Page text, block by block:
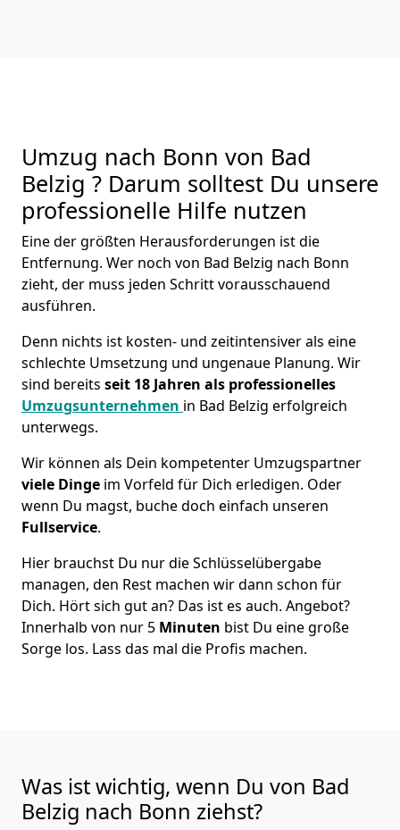
Umzug nach Bonn von Bad
Belzig ? Darum solltest Du unsere
professionelle Hilfe nutzen
Eine der größten Herausforderungen ist die
Entfernung. Wer noch von Bad Belzig nach Bonn
zieht, der muss jeden Schritt vorausschauend
ausführen.
Denn nichts ist kosten- und zeitintensiver als eine
schlechte Umsetzung und ungenaue Planung. Wir
sind bereits seit 18 Jahren als professionelles
Umzugsunternehmen in Bad Belzig erfolgreich
unterwegs.
Wir können als Dein kompetenter Umzugspartner
viele Dinge im Vorfeld für Dich erledigen. Oder
wenn Du magst, buche doch einfach unseren
Fullservice.
Hier brauchst Du nur die Schlüsselübergabe
managen, den Rest machen wir dann schon für
Dich. Hört sich gut an? Das ist es auch. Angebot?
Innerhalb von nur 5 Minuten bist Du eine große
Sorge los. Lass das mal die Profis machen.
Was ist wichtig, wenn Du von Bad
Belzig nach Bonn ziehst?